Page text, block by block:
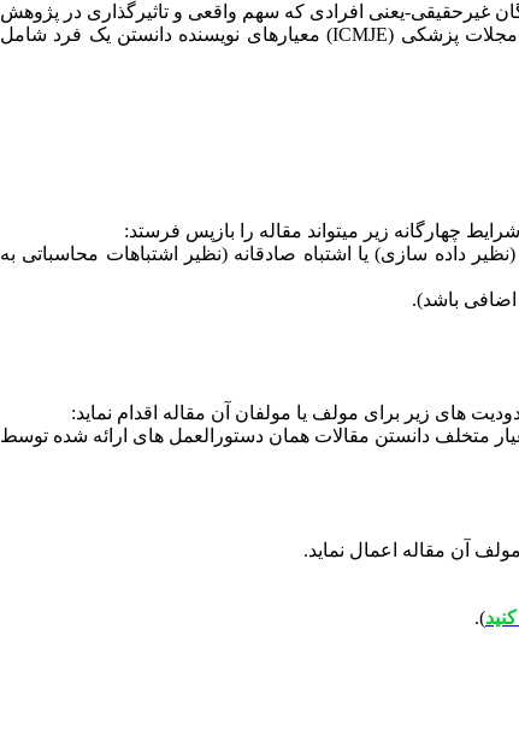
غیرحقیقی-یعنی افرادی که سهم واقعی و تاثیرگذاری در پژوهش
نداشته اند- مشمول قانون "ممانعت از نویسندگی غیرحقیقی" خواهند شد. براساس معیارهای ارائه شده توسط کمیته بین المللی ویراستاران مجلات پزشکی (ICMJE) معیارهای نویسنده دانستن یک فرد شامل
داده سازی) یا اشتباه صادقانه (نظیر اشتباهات محاسباتی به
اضافی باشد).
های زیر برای مولف یا مولفان آن مقاله اقدام نماید:
متخلف دانستن مقالات همان دستورالعمل های ارائه شده توسط
آن مقاله اعمال نماید.
).